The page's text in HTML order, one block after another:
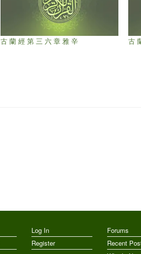
古 蘭 經 第 三 六 章 雅 辛 古
Log In
Register
Forums
Recent